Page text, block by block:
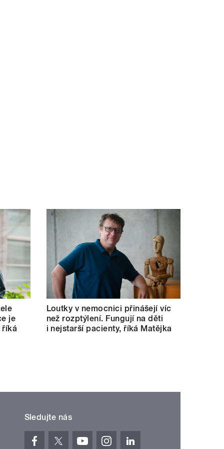
je
říká
Loutky v nemocnici přinášejí víc
než rozptýlení. Fungují na děti
i nejstarší pacienty, říká Matějka
Sledujte nás